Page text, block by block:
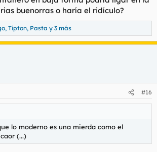
buenorras o haría el ridículo?
, Tipton, Pasta y 3 más
#16
lo moderno es una mierda como el
(...)